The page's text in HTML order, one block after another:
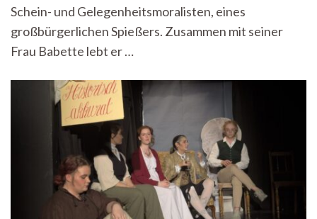
Schein- und Gelegenheitsmoralisten, eines
großbürgerlichen Spießers. Zusammen mit seiner
Frau Babette lebt er …